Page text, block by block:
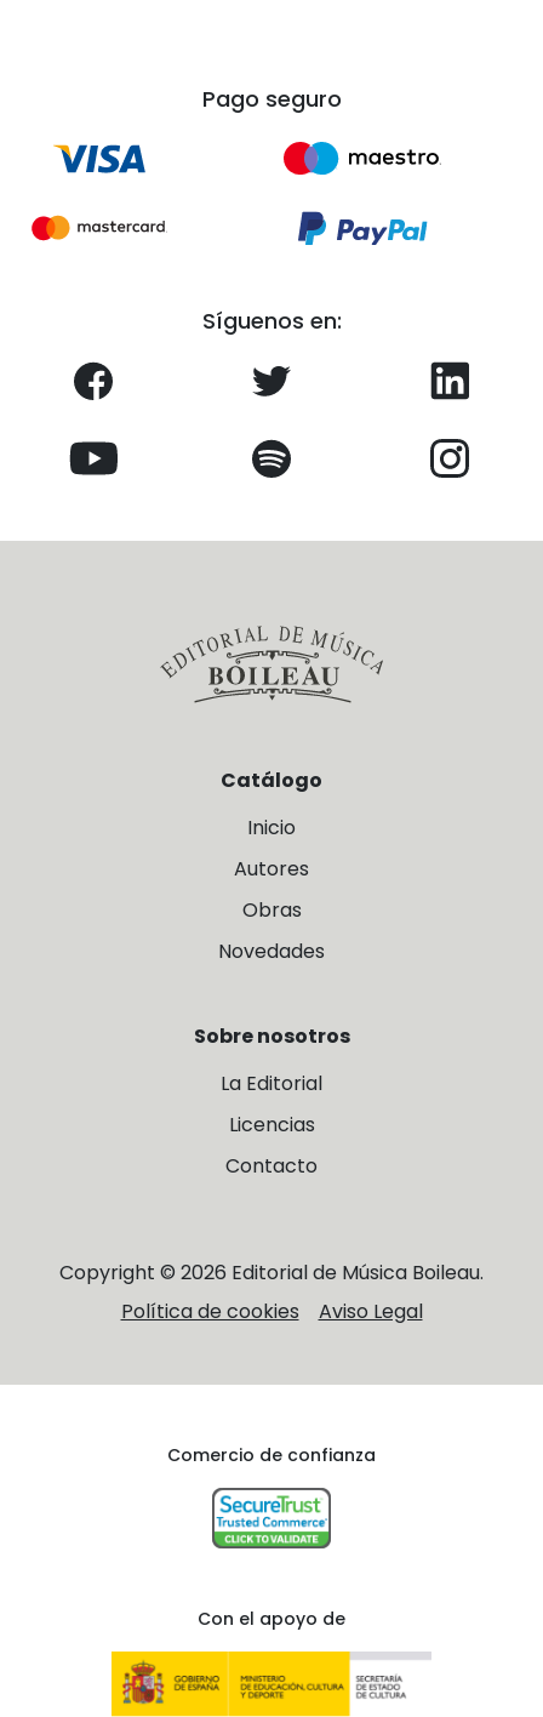
Pago seguro
Síguenos en:
Catálogo
Inicio
Autores
Obras
Novedades
Sobre nosotros
La Editorial
Licencias
Contacto
Copyright © 2026 Editorial de Música Boileau.
Política de cookies
Aviso Legal
Comercio de confianza
Con el apoyo de